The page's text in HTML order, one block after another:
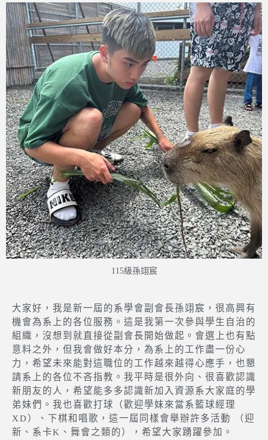
115級孫翊宸
大家好，我是新一屆的系學會副會長孫翊宸，很高興有
機會為系上的各位服務。這是我第一次參與學生自治的
組織，沒想到就直接從副會長開始做起。會選上也有點
意料之外，但我會做好本分，為系上的工作盡一份心
力，希望未來能對這職位的工作越來越得心應手，也懇
請系上的各位不吝指教。我平時是很外向、很喜歡認識
新朋友的人，希望能多多認識新加入資源系大家庭的學
弟妹們。我也喜歡打球（歡迎學妹來當系籃球經理
XD）、下棋和唱歌，這一屆同樣會舉辦許多活動 （迎
新、系卡K、舞會之類的），希望大家踴躍參加。